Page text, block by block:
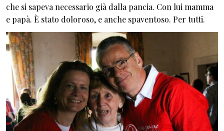
che si sapeva necessario già dalla pancia. Con lui mamma
e papà. È stato doloroso, e anche spaventoso. Per tutti.